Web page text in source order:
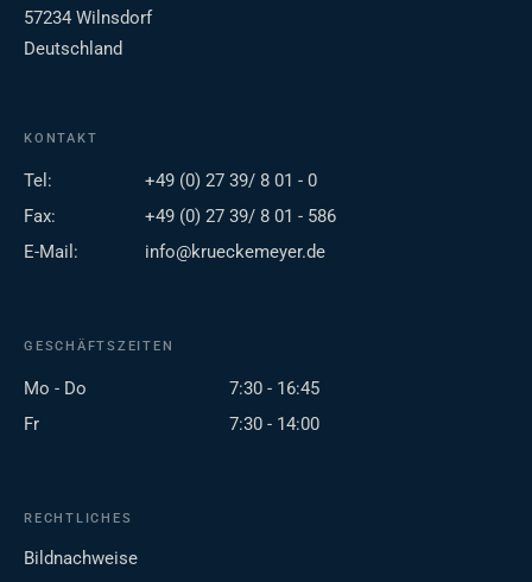
57234 Wilnsdorf
Deutschland
KONTAKT
Tel:
+49 (0) 27 39/ 8 01 - 0
Fax:
+49 (0) 27 39/ 8 01 - 586
E-Mail:
info@krueckemeyer.de
GESCHÄFTSZEITEN
Mo - Do
7:30 - 16:45
Fr
7:30 - 14:00
RECHTLICHES
Bildnachweise